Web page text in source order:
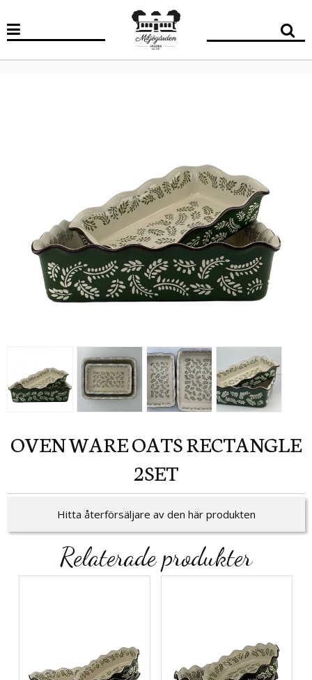
OVEN WARE OATS RECTANGLE
2SET
Hitta återförsäljare av den här produkten
Relaterade produkter